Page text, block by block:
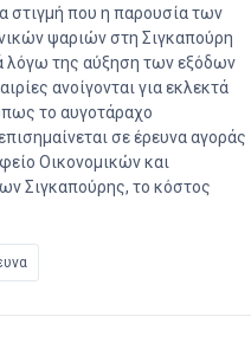
στιγμή που η παρουσία των
ψαριών στη Σιγκαπούρη
λόγω της αύξηση των εξόδων
ανοίγονται για εκλεκτά
το αυγοτάραχο
σε έρευνα αγοράς
Οικονομικών και
Σιγκαπούρης, το κόστος